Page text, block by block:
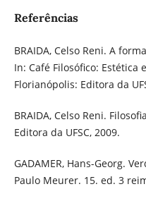
Referências
BRAIDA, Celso Reni. ​A
In: ​Café Filosófico: Estética
Florianópolis: Editora da
BRAIDA, Celso Reni.
Editora da UFSC, 2009.
GADAMER, Hans-Georg.
Paulo Meurer. 15. ed. 3